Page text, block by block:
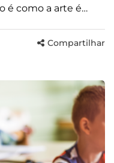
é como a arte é…
Compartilhar